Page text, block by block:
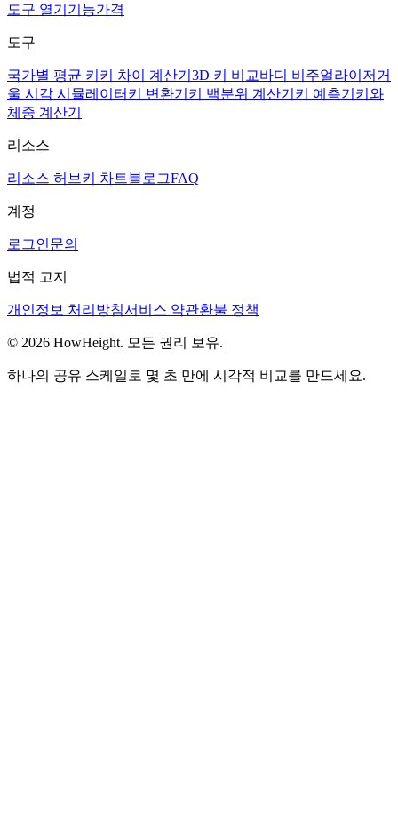
도구 열기 기능가격
도구
국가별 평균 키 키 차이 계산기 3D 키 비교바디 비주얼라이저 거
울 시각 시뮬레이터 키 변환기 키 백분위 계산기 키 예측기 키와
체중 계산기
리소스
리소스 허브 키 차트블로그FAQ
계정
로그인문의
법적 고지
개인정보 처리방침서비스 약관환불 정책
© 2026 HowHeight. 모든 권리 보유.
하나의 공유 스케일로 몇 초 만에 시각적 비교를 만드세요.